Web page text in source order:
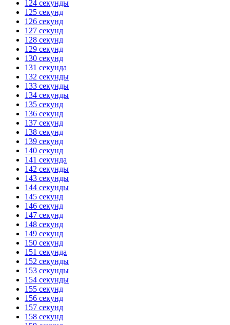
124 секунды
125 секунд
126 секунд
127 секунд
128 секунд
129 секунд
130 секунд
131 секунда
132 секунды
133 секунды
134 секунды
135 секунд
136 секунд
137 секунд
138 секунд
139 секунд
140 секунд
141 секунда
142 секунды
143 секунды
144 секунды
145 секунд
146 секунд
147 секунд
148 секунд
149 секунд
150 секунд
151 секунда
152 секунды
153 секунды
154 секунды
155 секунд
156 секунд
157 секунд
158 секунд